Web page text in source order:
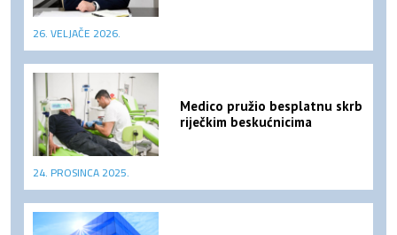
26. VELJAČE 2026.
Medico pružio besplatnu skrb
riječkim beskućnicima
24. PROSINCA 2025.